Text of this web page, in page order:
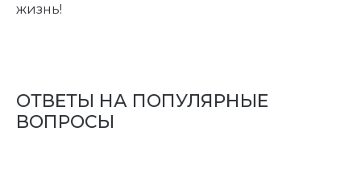
жизнь!
ОТВЕТЫ НА ПОПУЛЯРНЫЕ
ВОПРОСЫ